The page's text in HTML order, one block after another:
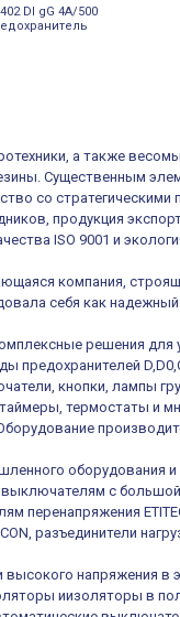
DI gG 4A/500
а также
Существенным
со стратегическими
продукция
ISO 9001 и
компания,
себя как
решения для
предохранителей
кнопки, лампы
термостаты и
оборудования
выключателям с
перенапряжения
разъединители
высокого напряжения в
иизоляторы в